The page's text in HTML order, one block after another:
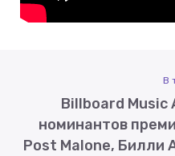
В
Billboard Music
номинантов
Post Malone, Билли